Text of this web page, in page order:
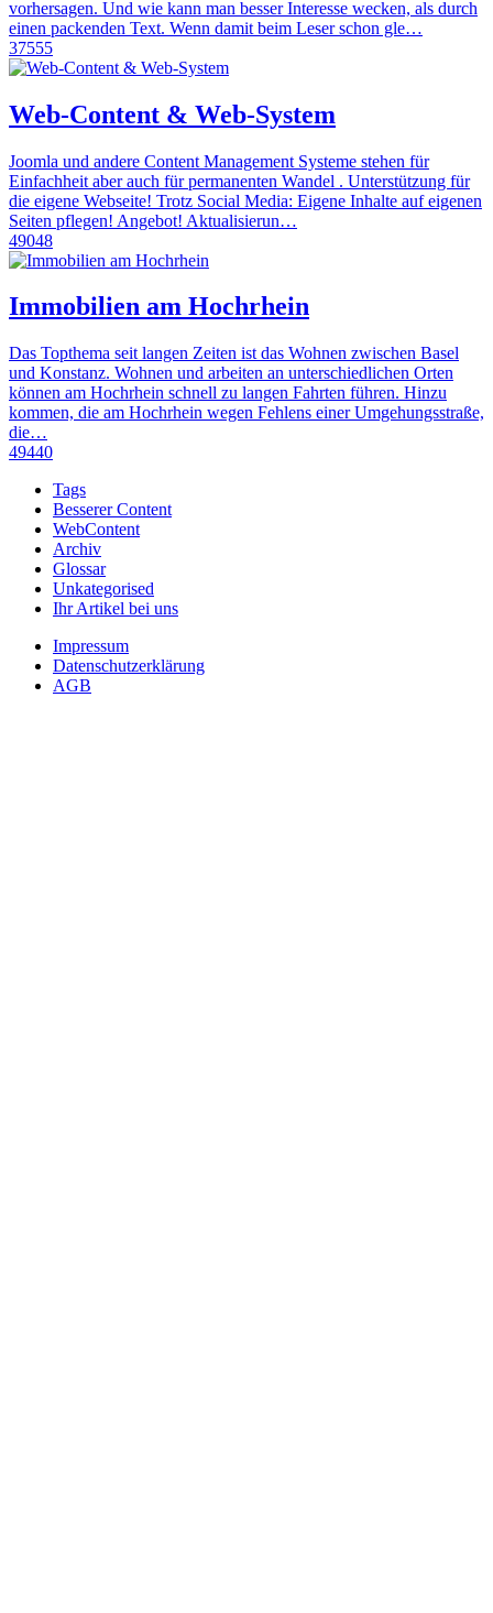
vorhersagen. Und wie kann man besser Interesse wecken, als durch
einen packenden Text. Wenn damit beim Leser schon gle…
37555
Web-Content & Web-System
Joomla und andere Content Management Systeme stehen für
Einfachheit aber auch für permanenten Wandel . Unterstützung für
die eigene Webseite! Trotz Social Media: Eigene Inhalte auf eigenen
Seiten pflegen! Angebot! Aktualisierun…
49048
Immobilien am Hochrhein
Das Topthema seit langen Zeiten ist das Wohnen zwischen Basel
und Konstanz. Wohnen und arbeiten an unterschiedlichen Orten
können am Hochrhein schnell zu langen Fahrten führen. Hinzu
kommen, die am Hochrhein wegen Fehlens einer Umgehungsstraße,
die…
49440
Tags
Besserer Content
WebContent
Archiv
Glossar
Unkategorised
Ihr Artikel bei uns
Impressum
Datenschutzerklärung
AGB